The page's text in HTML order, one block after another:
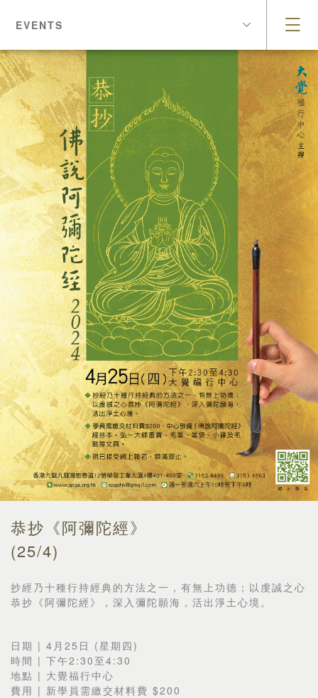
EVENTS
恭抄《阿彌陀經》
(25/4)
抄經乃十種行持經典的方法之一，有無上功德；以虔誠之心
恭抄《 阿彌陀經》，深入彌陀願海，活出淨土心境。
日期 | 4月25日 (星期四)
時間 | 下午2:30至4:30
地點 | 大覺福行中心
費用 | 新學員需繳交材料費 $200